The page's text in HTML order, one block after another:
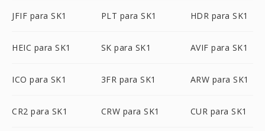
JFIF para SK1 PLT para SK1 HDR para SK1
HEIC para SK1 SK para SK1 AVIF para SK1
ICO para SK1 3FR para SK1 ARW para SK1
CR2 para SK1 CRW para SK1 CUR para SK1